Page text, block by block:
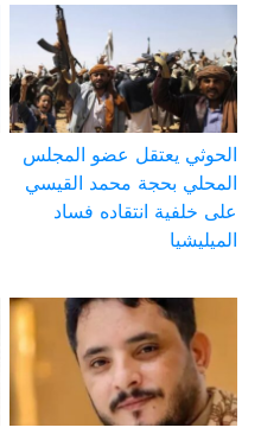
الحوثي يعتقل عضو المجلس
المحلي بحجة محمد القيسي
على خلفية انتقاده فساد
الميليشيا